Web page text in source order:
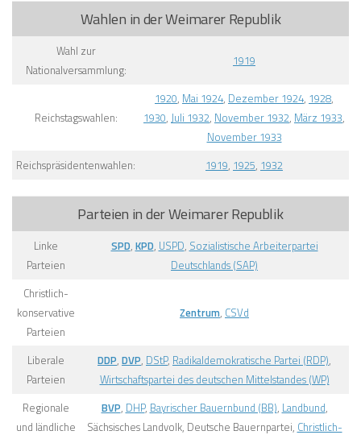
Wahlen in der Weimarer Republik
Wahl zur
Nationalversammlung:
1919
Reichstagswahlen:
1920, Mai 1924, Dezember 1924, 1928,
1930, Juli 1932, November 1932, März 1933,
November 1933
Reichspräsidentenwahlen:
1919, 1925, 1932
Parteien in der Weimarer Republik
Linke
Parteien
SPD, KPD, USPD, Sozialistische Arbeiterpartei
Deutschlands (SAP)
Christlich-
konservative
Parteien
Zentrum, CSVd
Liberale
Parteien
DDP, DVP, DStP, Radikaldemokratische Partei (RDP),
Wirtschaftspartei des deutschen Mittelstandes (WP)
Regionale
und ländliche
BVP, DHP, Bayrischer Bauernbund (BB), Landbund,
Sächsisches Landvolk, Deutsche Bauernpartei, Christlich-